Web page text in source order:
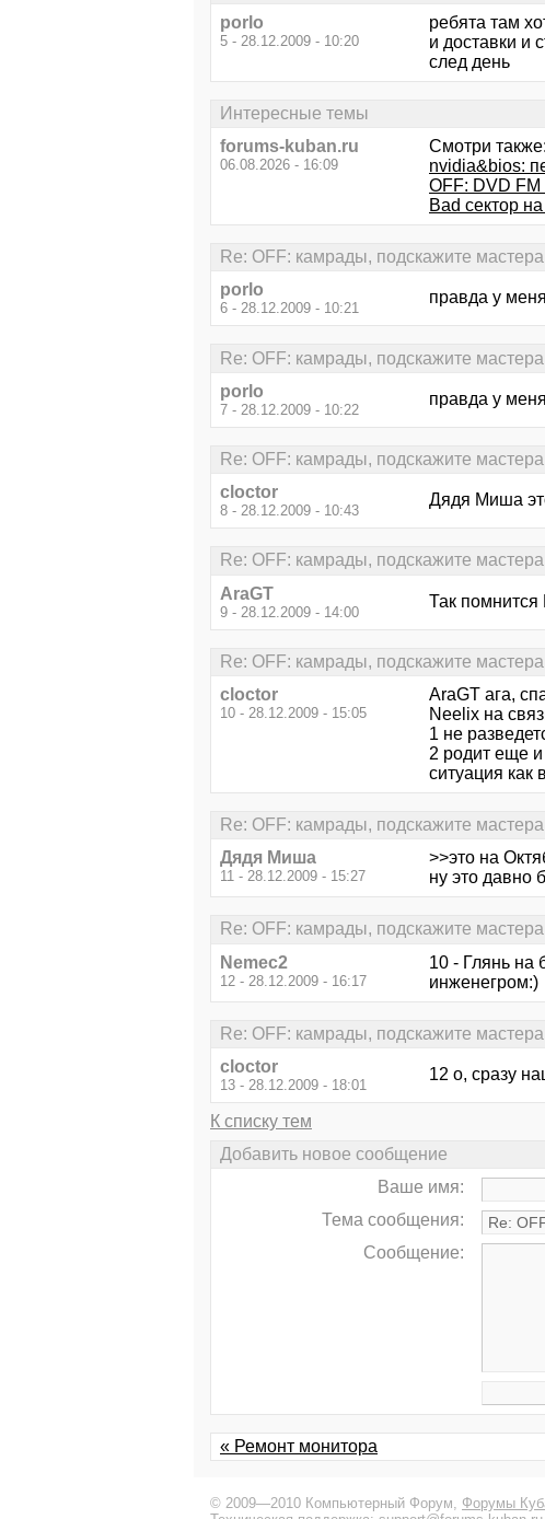
porlo
5 - 28.12.2009 - 10:20
ребята там
и доставки и
след день
Интересные темы
forums-kuban.ru
06.08.2026 - 16:09
Смотри также:
nvidia&bios:
OFF: DVD
Bad сектор
Re: OFF: камрады, подскажите
porlo
6 - 28.12.2009 - 10:21
правда у
Re: OFF: камрады, подскажите
porlo
7 - 28.12.2009 - 10:22
правда у
Re: OFF: камрады, подскажите
cloctor
8 - 28.12.2009 - 10:43
Дядя Миша
Re: OFF: камрады, подскажите
AraGT
9 - 28.12.2009 - 14:00
Так помнится
Re: OFF: камрады, подскажите
cloctor
10 - 28.12.2009 - 15:05
AraGT ага,
Neelix на
1 не
2 родит еще
ситуация как
Re: OFF: камрады, подскажите
Дядя Миша
11 - 28.12.2009 - 15:27
>>это на
ну это давно
Re: OFF: камрады, подскажите
Nemec2
12 - 28.12.2009 - 16:17
10 - Глянь на
инженегром:)
Re: OFF: камрады, подскажите
cloctor
13 - 28.12.2009 - 18:01
12 о, сразу
К списку тем
Добавить новое сообщение
Ваше имя:
Тема сообщения:
Сообщение:
« Ремонт монитора
© 2009—2010 Компьютерный Форум, Форумы